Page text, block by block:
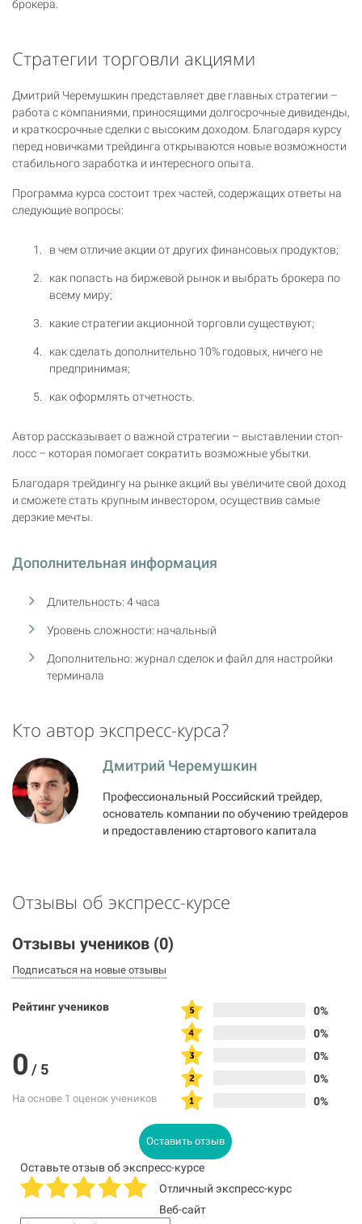
брокера.
Стратегии торговли акциями
Дмитрий Черемушкин представляет две главных стратегии –
работа с компаниями, приносящими долгосрочные дивиденды,
и краткосрочные сделки с высоким доходом. Благодаря курсу
перед новичками трейдинга открываются новые возможности
стабильного заработка и интересного опыта.
Программа курса состоит трех частей, содержащих ответы на
следующие вопросы:
в чем отличие акции от других финансовых продуктов;
как попасть на биржевой рынок и выбрать брокера по
всему миру;
какие стратегии акционной торговли существуют;
как сделать дополнительно 10% годовых, ничего не
предпринимая;
как оформлять отчетность.
Автор рассказывает о важной стратегии – выставлении стоп-
лосс – которая помогает сократить возможные убытки.
Благодаря трейдингу на рынке акций вы увеличите свой доход
и сможете стать крупным инвестором, осуществив самые
дерзкие мечты.
Дополнительная информация
Длительность: 4 часа
Уровень сложности: начальный
Дополнительно: журнал сделок и файл для настройки
терминала
Кто автор экспресс-курса?
Дмитрий Черемушкин
Профессиональный Российский трейдер,
основатель компании по обучению трейдеров
и предоставлению стартового капитала
Отзывы об экспресс-курсе
Отзывы учеников (0)
Подписаться на новые отзывы
Рейтинг учеников
0 / 5
На основе 1 оценок учеников
0%
0%
0%
0%
0%
Оставить отзыв
Оставьте отзыв об экспресс-курсе
Отличный экспресс-курс
Веб-сайт